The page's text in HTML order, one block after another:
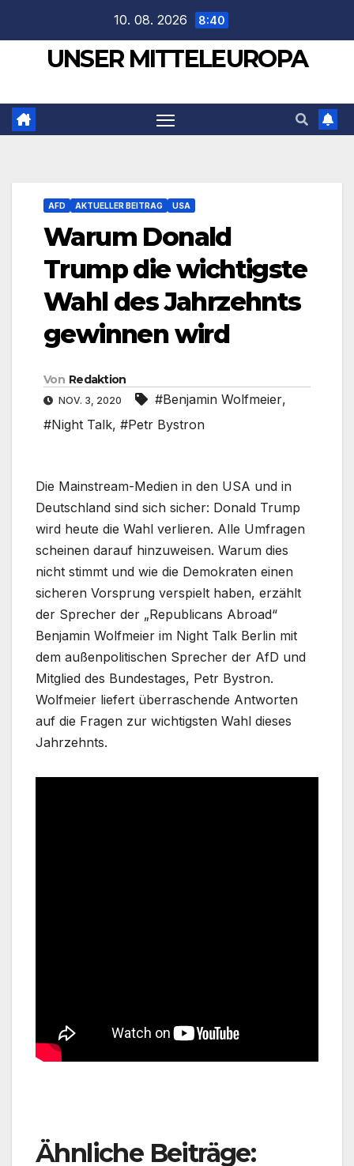
springen
10. 08. 2026 8:40
UNSER MITTELEUROPA
AFD AKTUELLER BEITRAG USA
Warum Donald
Trump die wichtigste
Wahl des Jahrzehnts
gewinnen wird
Von Redaktion
NOV. 3, 2020 #Benjamin Wolfmeier,
#Night Talk, #Petr Bystron
Die Mainstream-Medien in den USA und in
Deutschland sind sich sicher: Donald Trump
wird heute die Wahl verlieren. Alle Umfragen
scheinen darauf hinzuweisen. Warum dies
nicht stimmt und wie die Demokraten einen
sicheren Vorsprung verspielt haben, erzählt
der Sprecher der „Republicans Abroad“
Benjamin Wolfmeier im Night Talk Berlin mit
dem außenpolitischen Sprecher der AfD und
Mitglied des Bundestages, Petr Bystron.
Wolfmeier liefert überraschende Antworten
auf die Fragen zur wichtigsten Wahl dieses
Jahrzehnts.
Ähnliche Beiträge: